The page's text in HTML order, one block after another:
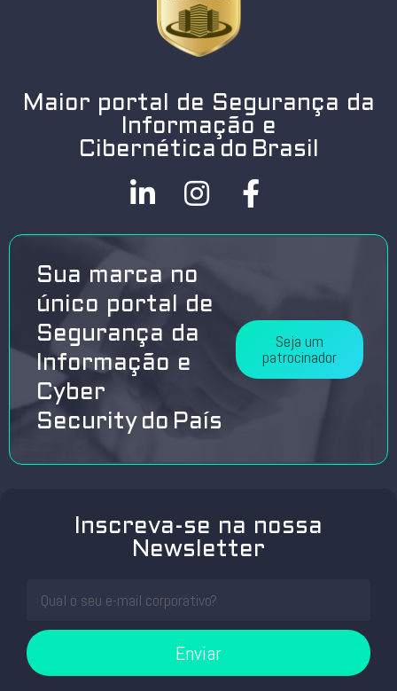
Maior portal de Segurança da
Informação e
Cibernética do Brasil
Sua marca no
único portal de
Segurança da
Informação e
Cyber
Security do País
Seja um
patrocinador
Inscreva-se na nossa
Newsletter
Enviar